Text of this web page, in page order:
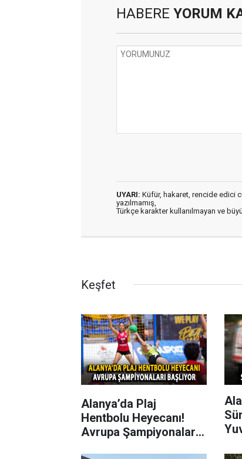
HABERE YORUM
UYARI: Küfür, hakaret, rencide edici
yazılmamış,
Türkçe karakter kullanılmayan ve
Keşfet
Alanya’da Plaj
Hentbolu Heyecanı!
Avrupa Şampiyonaları